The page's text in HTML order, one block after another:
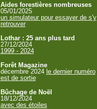
Aides forestières nombreuses
05/01/2025
un simulateur pour essayer de s'y
retrouver
Lothar : 25 ans plus tard
27/12/2024
1999 - 2024
Forêt Magazine
décembre 2024 le dernier numéro
est de sortie
Bûchage de Noël
18/12/2024
avec des étoiles